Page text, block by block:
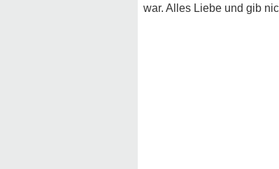
war. Alles Liebe und gib